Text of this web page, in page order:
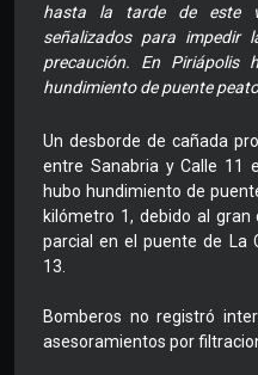
hasta la tarde de este
señalizados para impedir
precaución. En Piriápolis
hundimiento de puente
Un desborde de cañada
entre Sanabria y Calle 11
hubo hundimiento de
kilómetro 1, debido al
parcial en el puente de La
13.
Bomberos no registró
asesoramientos por